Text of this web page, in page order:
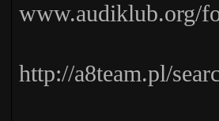
www.audiklub.org/
http://a8team.pl/